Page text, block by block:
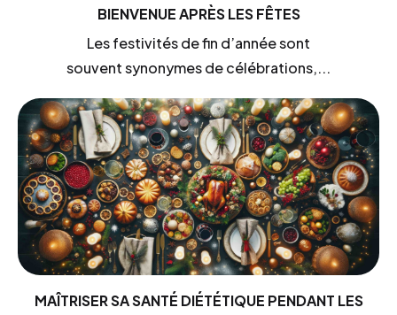
BIENVENUE APRÈS LES FÊTES
Les festivités de fin d’année sont
souvent synonymes de célébrations,...
MAÎTRISER SA SANTÉ DIÉTÉTIQUE PENDANT LES